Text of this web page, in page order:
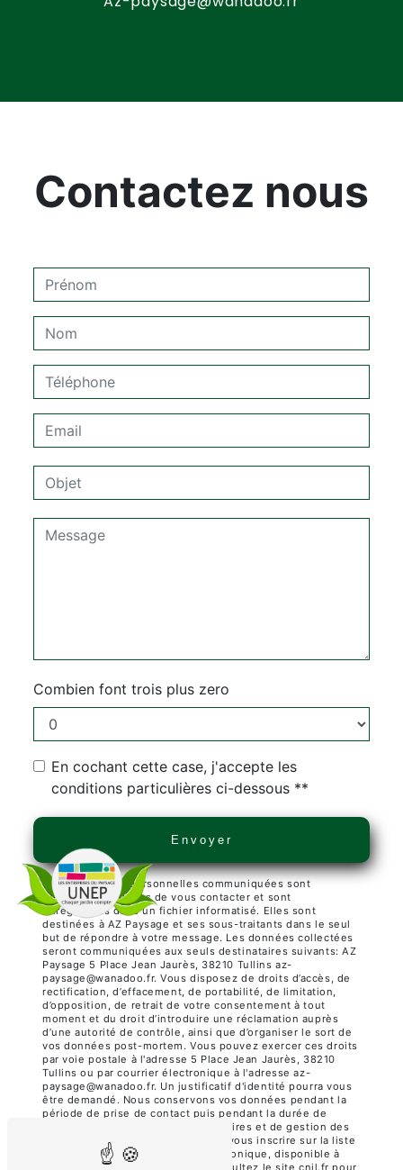
Contactez nous
Combien font trois plus zero
En cochant cette case, j'accepte les
conditions particulières ci-dessous **
Envoyer
** Les données personnelles communiquées sont
nécessaires aux fins de vous contacter et sont
enregistrées dans un fichier informatisé. Elles sont
destinées à AZ Paysage et ses sous-traitants dans le seul
but de répondre à votre message. Les données collectées
seront communiquées aux seuls destinataires suivants: AZ
Paysage 5 Place Jean Jaurès, 38210 Tullins az-
paysage@wanadoo.fr. Vous disposez de droits d’accès, de
rectification, d’effacement, de portabilité, de limitation,
d’opposition, de retrait de votre consentement à tout
moment et du droit d’introduire une réclamation auprès
d’une autorité de contrôle, ainsi que d’organiser le sort de
vos données post-mortem. Vous pouvez exercer ces droits
par voie postale à l'adresse 5 Place Jean Jaurès, 38210
Tullins ou par courrier électronique à l'adresse az-
paysage@wanadoo.fr. Un justificatif d'identité pourra vous
être demandé. Nous conservons vos données pendant la
période de prise de contact puis pendant la durée de
prescription légale aux fins probatoires et de gestion des
contentieux. Vous avez le droit de vous inscrire sur la liste
d'opposition au démarchage téléphonique, disponible à
cette adresse:
. Consultez le site cnil.fr pour